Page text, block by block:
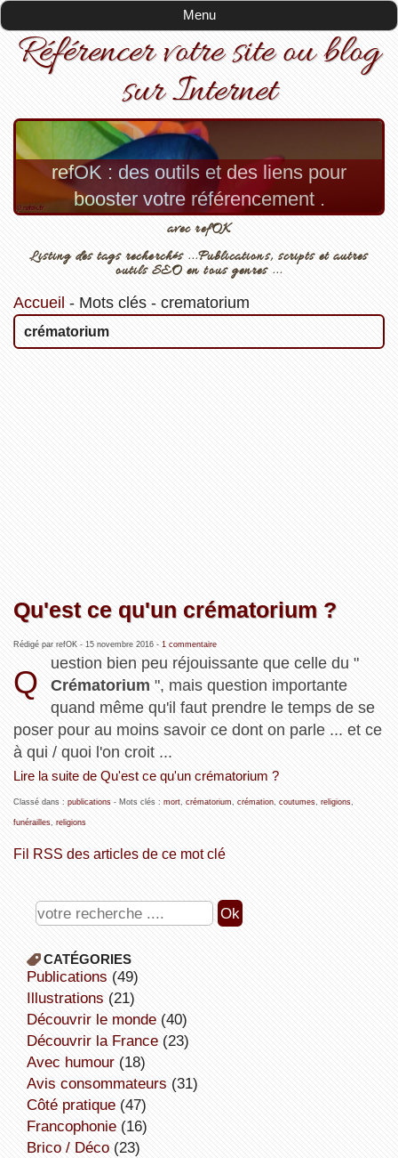
Menu
Référencer votre site ou blog
sur Internet
refOK : des outils et des liens pour
booster votre référencement .
avec refOK
Listing des tags recherchés ...Publications, scripts et autres
outils SEO en tous genres ...
Accueil - Mots clés- crematorium
crématorium
Qu'est ce qu'un crématorium ?
Rédigé par refOK - 15 novembre 2016- 1 commentaire
Q
uestion bien peu réjouissante que celle du "
Crématorium ", mais question importante
quand même qu'il faut prendre le temps de se
poser pour au moins savoir ce dont on parle ... et ce
à qui / quoi l'on croit ...
Lire la suite de Qu'est ce qu'un crématorium ?
Classé dans : publications- Mots clés : mort, crématorium crémation, coutumes, religions,
funérailles, religions
Fil RSS des articles de ce mot clé
CATÉGORIES
publications (49)
illustrations (21)
découvrir le monde(40)
découvrir la France(23)
avec humour(18)
avis consommateurs (31)
côté pratique(47)
Francophonie(16)
Brico / Déco(23)